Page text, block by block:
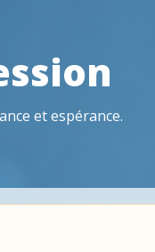
et espérance.